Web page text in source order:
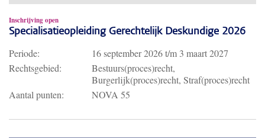
Inschrijving open
Specialisatieopleiding Gerechtelijk Deskundige 2026
Periode: 16 september 2026t/m 3 maart 2027
Rechtsgebied:
Bestuurs(proces)recht,
Burgerlijk(proces)recht, Straf(proces)recht
Aantal punten:
NOVA 55